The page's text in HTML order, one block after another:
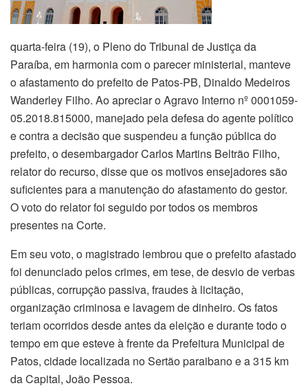
quarta-feira (19), o Pleno do Tribunal de Justiça da
Paraíba, em harmonia com o parecer ministerial, manteve
o afastamento do prefeito de Patos-PB, Dinaldo Medeiros
Wanderley Filho. Ao apreciar o Agravo Interno nº 0001059-
05.2018.815000, manejado pela defesa do agente político
e contra a decisão que suspendeu a função pública do
prefeito, o desembargador Carlos Martins Beltrão Filho,
relator do recurso, disse que os motivos ensejadores são
suficientes para a manutenção do afastamento do gestor.
O voto do relator foi seguido por todos os membros
presentes na Corte.
Em seu voto, o magistrado lembrou que o prefeito afastado
foi denunciado pelos crimes, em tese, de desvio de verbas
públicas, corrupção passiva, fraudes à licitação,
organização criminosa e lavagem de dinheiro. Os fatos
teriam ocorridos desde antes da eleição e durante todo o
tempo em que esteve à frente da Prefeitura Municipal de
Patos, cidade localizada no Sertão paraibano e a 315 km
da Capital, João Pessoa.